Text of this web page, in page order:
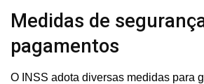
Medidas de
pagamentos
O INSS adota diversas medidas para